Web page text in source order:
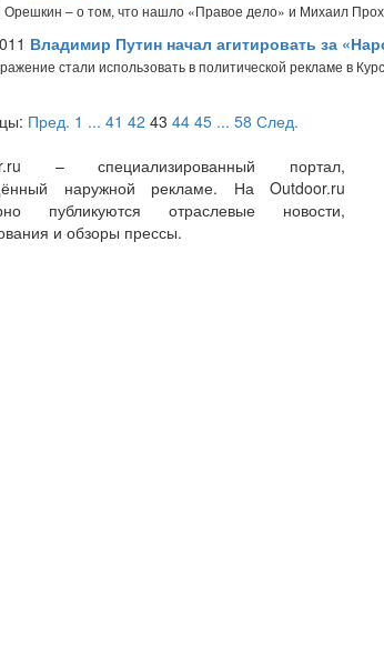
Орешкин – о том, что нашло «Правое дело» и Михаил
Владимир Путин начал агитировать за
стали использовать в политической рекламе в
Пред. 1 ... 41 42 43 44 45 ... 58 След.
– специализированный портал,
наружной рекламе. На Outdoor.ru
публикуются отраслевые новости,
и обзоры прессы.